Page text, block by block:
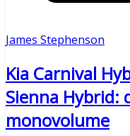
James Stephenson
Kia Carnival
Sienna Hybrid:
monovolume